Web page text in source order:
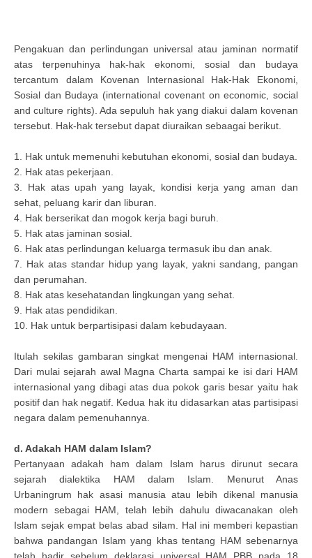
Pengakuan dan perlindungan universal atau jaminan normatif
atas terpenuhinya hak-hak ekonomi, sosial dan budaya
tercantum dalam Kovenan Internasional Hak-Hak Ekonomi,
Sosial dan Budaya (international covenant on economic, social
and culture rights). Ada sepuluh hak yang diakui dalam kovenan
tersebut. Hak-hak tersebut dapat diuraikan sebaagai berikut.
1. Hak untuk memenuhi kebutuhan ekonomi, sosial dan budaya.
2. Hak atas pekerjaan.
3. Hak atas upah yang layak, kondisi kerja yang aman dan
sehat, peluang karir dan liburan.
4. Hak berserikat dan mogok kerja bagi buruh.
5. Hak atas jaminan sosial.
6. Hak atas perlindungan keluarga termasuk ibu dan anak.
7. Hak atas standar hidup yang layak, yakni sandang, pangan
dan perumahan.
8. Hak atas kesehatandan lingkungan yang sehat.
9. Hak atas pendidikan.
10. Hak untuk berpartisipasi dalam kebudayaan.
Itulah sekilas gambaran singkat mengenai HAM internasional.
Dari mulai sejarah awal Magna Charta sampai ke isi dari HAM
internasional yang dibagi atas dua pokok garis besar yaitu hak
positif dan hak negatif. Kedua hak itu didasarkan atas partisipasi
negara dalam pemenuhannya.
d. Adakah HAM dalam Islam?
Pertanyaan adakah ham dalam Islam harus dirunut secara
sejarah dialektika HAM dalam Islam. Menurut Anas
Urbaningrum hak asasi manusia atau lebih dikenal manusia
modern sebagai HAM, telah lebih dahulu diwacanakan oleh
Islam sejak empat belas abad silam. Hal ini memberi kepastian
bahwa pandangan Islam yang khas tentang HAM sebenarnya